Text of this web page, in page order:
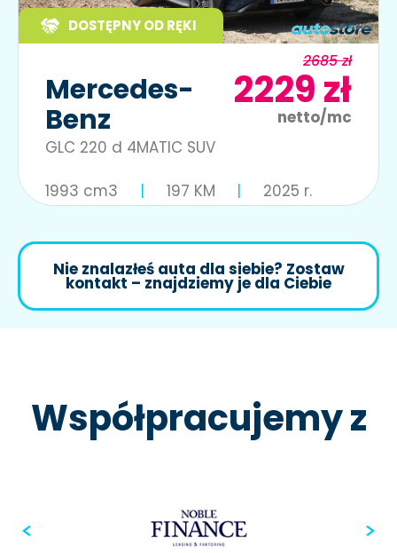
DOSTĘPNY OD RĘKI
Mercedes-
Benz
GLC 220 d 4MATIC SUV
2685 zł
2229 zł
netto/mc
1993 cm3 197 KM 2025 r.
Nie znalazłeś auta dla siebie? Zostaw
kontakt – znajdziemy je dla Ciebie
Współpracujemy z